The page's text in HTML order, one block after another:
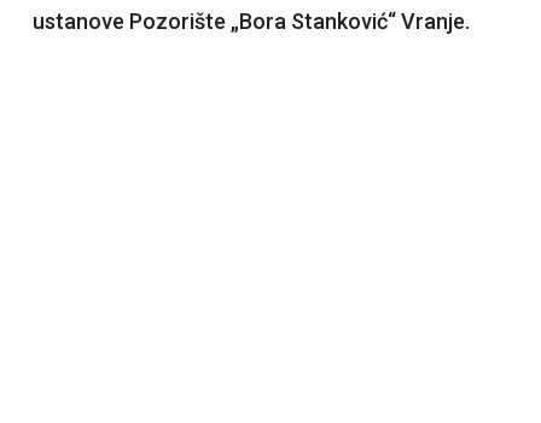
ustanove Pozorište „Bora Stanković“ Vranje.